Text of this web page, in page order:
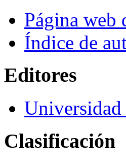
Página web
Índice de
Editores
Universidad
Clasificación